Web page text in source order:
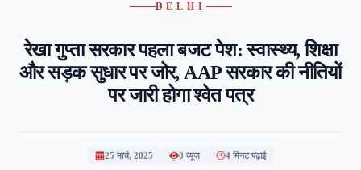
DELHI
रेखा गुप्ता सरकार पहला बजट पेश: स्वास्थ्य, शिक्षा
और सड़क सुधार पर जोर, AAP सरकार की नीतियों
पर जारी होगा श्वेत पत्र
25 मार्च, 2025 0 व्यूज 4 मिनट पढ़ाई